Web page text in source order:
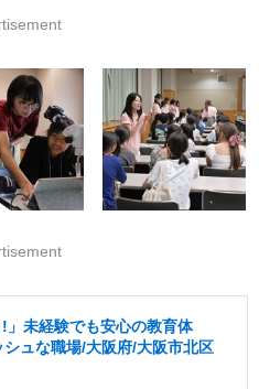
」未経験でも安心の教育体
ュな職場/大阪府/大阪市北区